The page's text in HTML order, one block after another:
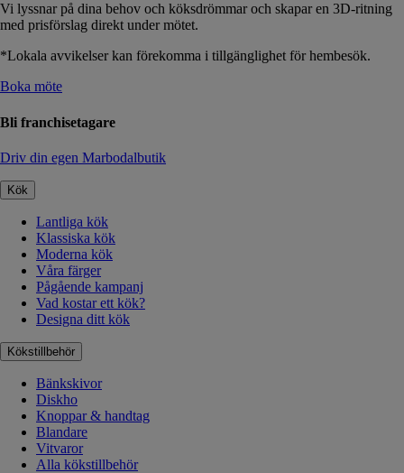
Vi lyssnar på dina behov och köksdrömmar och skapar en 3D-ritning
med prisförslag direkt under mötet.
*Lokala avvikelser kan förekomma i tillgänglighet för hembesök.
Boka möte
Bli franchisetagare
Driv din egen Marbodalbutik
Kök
Lantliga kök
Klassiska kök
Moderna kök
Våra färger
Pågående kampanj
Vad kostar ett kök?
Designa ditt kök
Kökstillbehör
Bänkskivor
Diskho
Knoppar & handtag
Blandare
Vitvaror
Alla kökstillbehör